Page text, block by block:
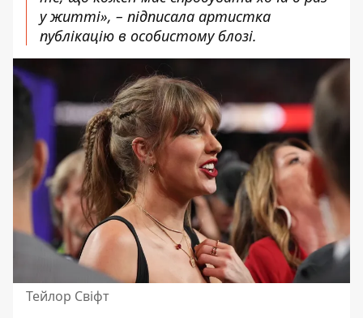
у житті», – підписала артистка
публікацію в особистому блозі.
Тейлор Свіфт